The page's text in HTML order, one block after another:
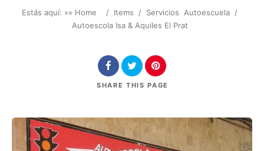
Estás aquí: »» Home / Items / Servicios Autoescuela /
Autoescola Isa & Aquiles El Prat
SHARE THIS PAGE